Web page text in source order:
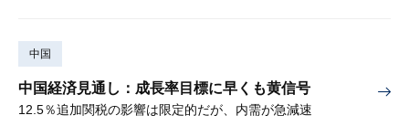
中国
中国経済見通し：成長率目標に早くも黄信号
12.5％追加関税の影響は限定的だが、内需が急減速